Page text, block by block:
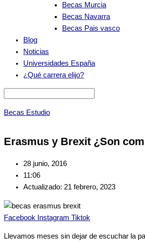
Becas Murcia
Becas Navarra
Becas Pais vasco
Blog
Noticias
Universidades España
¿Qué carrera elijo?
Becas Estudio
Erasmus y Brexit ¿Son
28 junio, 2016
11:06
Actualizado: 21 febrero, 2023
Facebook Instagram Tiktok
Llevamos meses sin dejar de escuchar la